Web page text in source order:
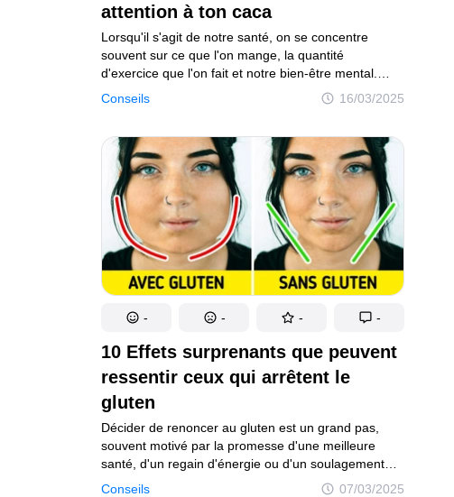
attention à ton caca
Conseils 16/03/2025
Lorsqu'il s'agit de notre santé, on se concentre
souvent sur ce que l'on mange, la quantité
d'exercice que l'on fait et notre bien-être mental.
Mais il y a un aspect souvent négligé qui peut fournir
une mine d'informations sur notre corps : notre caca
attention à tes selles peut révéler des informations
essentielles sur ta santé. Voici pourquoi tu devrais t'y
intéresser, ce que signifient les différentes
consistances et couleurs, ainsi que quelques faits
amusants !
10 Effets surprenants que peuvent
ressentir ceux qui arrêtent le
gluten
Conseils 07/03/2025
Décider de renoncer au gluten est un grand pas,
souvent motivé par la promesse d'une meilleure
santé, d'un regain d'énergie ou d'un soulagement
des troubles digestifs. Pour beaucoup, cela change
- - - -